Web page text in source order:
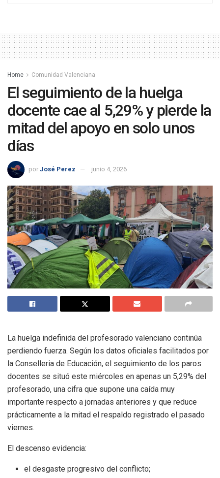
Home Comunidad Valenciana
El seguimiento de la huelga
docente cae al 5,29% y pierde la
mitad del apoyo en solo unos
días
por José Perez junio 4, 2026
La huelga indefinida del profesorado valenciano continúa
perdiendo fuerza. Según los datos oficiales facilitados por
la Conselleria de Educación, el seguimiento de los paros
docentes se situó este miércoles en apenas un 5,29% del
profesorado, una cifra que supone una caída muy
importante respecto a jornadas anteriores y que reduce
prácticamente a la mitad el respaldo registrado el pasado
viernes.
El descenso evidencia:
el desgaste progresivo del conflicto;